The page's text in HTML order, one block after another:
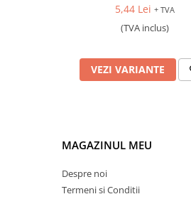
Folii si benzi reflectorizante
Marcare autovehicule
5,44 Lei + TVA
(TVA inclus)
VEZI VARIANTE
MAGAZINUL MEU
Despre noi
Termeni si Conditii